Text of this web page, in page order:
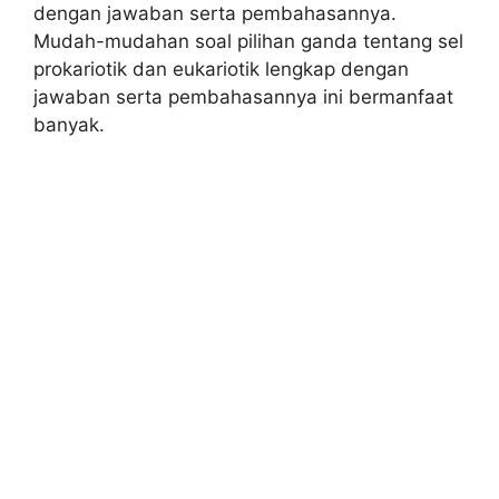
dengan jawaban serta pembahasannya.
Mudah-mudahan soal pilihan ganda tentang sel
prokariotik dan eukariotik lengkap dengan
jawaban serta pembahasannya ini bermanfaat
banyak.